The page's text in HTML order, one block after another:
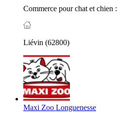
Commerce pour chat et chien :
Liévin (62800)
Maxi Zoo Longuenesse